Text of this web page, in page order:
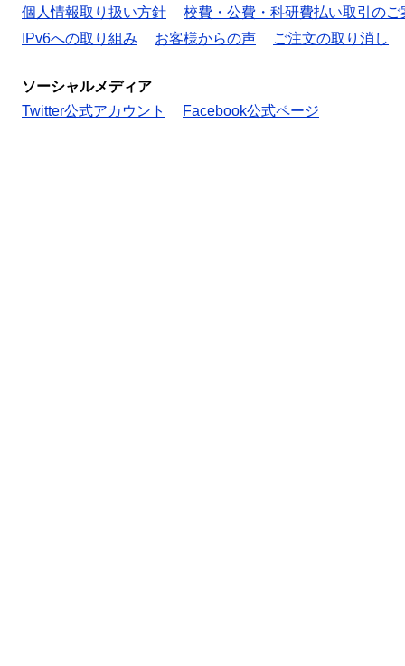
個人情報取り扱い方針
校費・公費・科研費払い取引のご
IPv6への取り組み
お客様からの声 ご注文の取り消し
ソーシャルメディア
Twitter公式アカウント
Facebook公式ページ